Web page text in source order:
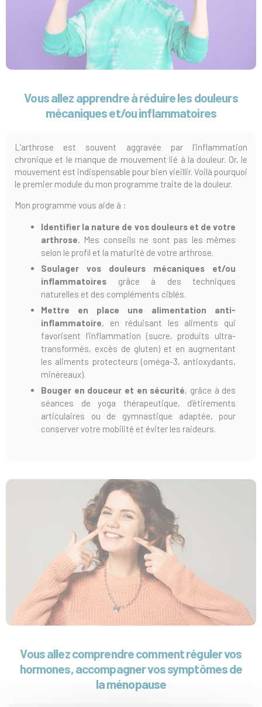
Vous allez apprendre à réduire les douleurs
mécaniques et/ou inflammatoires
L’arthrose est souvent aggravée par l’inflammation
chronique et le manque de mouvement lié à la douleur. Or, le
mouvement est indispensable pour bien vieillir. Voilà pourquoi
le premier module du mon programme traite de la douleur.
Mon programme vous aide à :
Identifier la nature de vos douleurs et de votre
arthrose. Mes conseils ne sont pas les mêmes
selon le profil et la maturité de votre arthrose.
Soulager vos douleurs mécaniques et/ou
inflammatoires grâce à des techniques
naturelles et des compléments ciblés.
Mettre en place une alimentation anti-
inflammatoire, en réduisant les aliments qui
favorisent l’inflammation (sucre, produits ultra-
transformés, excès de gluten) et en augmentant
les aliments protecteurs (oméga-3, antioxydants,
minéreaux).
Bouger en douceur et en sécurité, grâce à des
séances de yoga thérapeutique, d’étirements
articulaires ou de gymnastique adaptée, pour
conserver votre mobilité et éviter les raideurs.
Vous allez comprendre comment réguler vos
hormones, accompagner vos symptômes de
la ménopause